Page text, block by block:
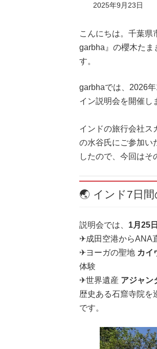
2025年9月23日
こんにちは。千葉県
garbha』の櫻木たま
す。
garbhaでは、2026
イン説明会を開催し
インドの旅行会社ス
の水谷氏にご参加い
したので、今回はそ
🌏 インド7日
説明会では、 1月25
✈成田空港からANA
✈ヨーガの聖地 カイ
体験
✈世界遺産 アジャン
歴史ある石窟寺院を
です。